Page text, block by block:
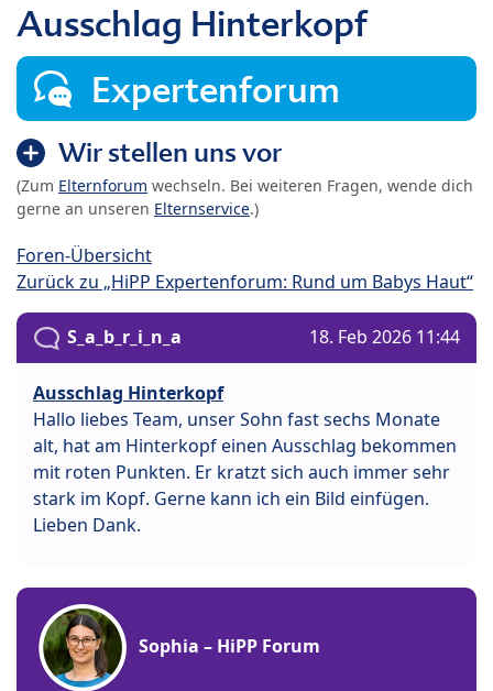
Ausschlag Hinterkopf
Expertenforum
Wir stellen uns vor
(Zum Elternforum wechseln. Bei weiteren Fragen, wende dich
gerne an unseren Elternservice.)
Foren-Übersicht
Zurück zu „HiPP Expertenforum: Rund um Babys Haut“
S_a_b_r_i_n_a 18. Feb 2026 11:44
Ausschlag Hinterkopf
Hallo liebes Team, unser Sohn fast sechs Monate
alt, hat am Hinterkopf einen Ausschlag bekommen
mit roten Punkten. Er kratzt sich auch immer sehr
stark im Kopf. Gerne kann ich ein Bild einfügen.
Lieben Dank.
Sophia – HiPP Forum